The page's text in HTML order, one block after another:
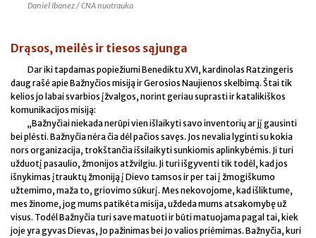
Daniel Ibanez / CNA nuotrauka
Drąsos, meilės ir tiesos sąjunga
Dar iki tapdamas popiežiumi Benediktu XVI, kardinolas Ratzingeris
daug rašė apie Bažnyčios misiją ir Gerosios Naujienos skelbimą. Štai tik
kelios jo labai svarbios įžvalgos, norint geriau suprasti ir katalikiškos
komunikacijos misiją:
„Bažnyčiai niekada nerūpi vien išlaikyti savo inventorių ar jį gausinti
bei plėsti. Bažnyčia nėra čia dėl pačios savęs. Jos nevalia lyginti su kokia
nors organizacija, trokštančia išsilaikyti sunkiomis aplinkybėmis. Ji turi
užduotį pasaulio, žmonijos atžvilgiu. Ji turi išgyventi tik todėl, kad jos
išnykimas įtrauktų žmoniją į Dievo tamsos ir per tai į žmogiškumo
užtemimo, maža to, griovimo sūkurį. Mes nekovojome, kad išliktume,
mes žinome, jog mums patikėta misija, uždeda mums atsakomybę už
visus. Todėl Bažnyčia turi save matuoti ir būti matuojama pagal tai, kiek
joje yra gyvas Dievas, Jo pažinimas bei Jo valios priėmimas. Bažnyčia, kuri